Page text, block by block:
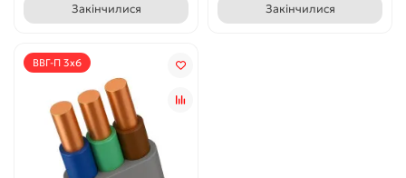
Закінчилися Закінчилися
ВВГ-П 3x6